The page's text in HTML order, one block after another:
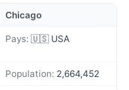
Chicago
Pays: 🇺🇸 USA
Population: 2,664,452